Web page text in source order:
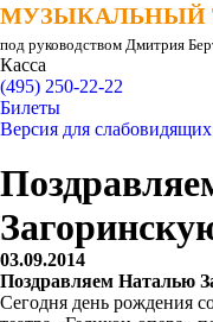
МУЗЫКАЛЬНЫЙ
МУЗЫКАЛЬНЫЙ
под руководством Дмитрия
Касса
(495) 250-22-22
Билеты
Версия для слабовидящих
03.09.2014
Поздравляем Наталью
Сегодня день рождения